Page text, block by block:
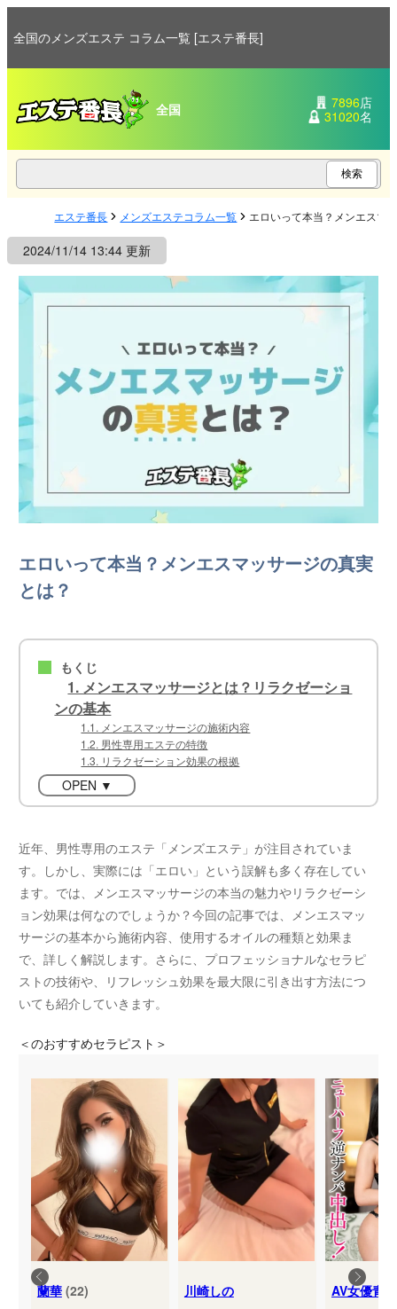
全国のメンズエステ コラム一覧 [エステ番長]
全国 7896店
31020名
エステ番長 メンズエステコラム一覧 エロいって本当？メンエスマ
2024/11/14 13:44 更新
エロいって本当？メンエスマッサージの真実
とは？
■ もくじ
1. メンエスマッサージとは？リラクゼーショ
ンの基本
1.1. メンエスマッサージの施術内容
1.2. 男性専用エステの特徴
1.3. リラクゼーション効果の根拠
OPEN ▼
近年、男性専用のエステ「メンズエステ」が注目されていま
す。しかし、実際には「エロい」という誤解も多く存在してい
ます。では、メンエスマッサージの本当の魅力やリラクゼーシ
ョン効果は何なのでしょうか？今回の記事では、メンエスマッ
サージの基本から施術内容、使用するオイルの種類と効果ま
で、詳しく解説します。さらに、プロフェッショナルなセラピ
ストの技術や、リフレッシュ効果を最大限に引き出す方法につ
いても紹介していきます。
＜のおすすめセラピスト＞
蘭華(22)
川崎しの